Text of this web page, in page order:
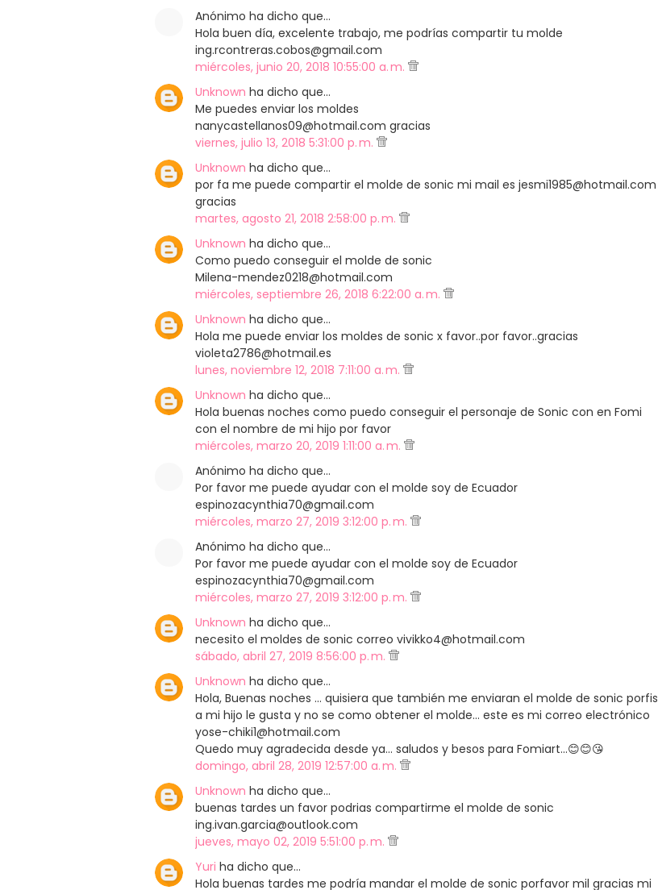
Anónimo ha dicho que…
Hola buen día, excelente trabajo, me podrías compartir tu molde
ing.rcontreras.cobos@gmail.com
miércoles, junio 20, 2018 10:55:00 a. m.
Unknown ha dicho que…
Me puedes enviar los moldes
nanycastellanos09@hotmail.com gracias
viernes, julio 13, 2018 5:31:00 p. m.
Unknown ha dicho que…
por fa me puede compartir el molde de sonic mi mail es jesmi1985@hotmail.com
gracias
martes, agosto 21, 2018 2:58:00 p. m.
Unknown ha dicho que…
Como puedo conseguir el molde de sonic
Milena-mendez0218@hotmail.com
miércoles, septiembre 26, 2018 6:22:00 a. m.
Unknown ha dicho que…
Hola me puede enviar los moldes de sonic x favor..por favor..gracias
violeta2786@hotmail.es
lunes, noviembre 12, 2018 7:11:00 a. m.
Unknown ha dicho que…
Hola buenas noches como puedo conseguir el personaje de Sonic con en Fomi
con el nombre de mi hijo por favor
miércoles, marzo 20, 2019 1:11:00 a. m.
Anónimo ha dicho que…
Por favor me puede ayudar con el molde soy de Ecuador
espinozacynthia70@gmail.com
miércoles, marzo 27, 2019 3:12:00 p. m.
Anónimo ha dicho que…
Por favor me puede ayudar con el molde soy de Ecuador
espinozacynthia70@gmail.com
miércoles, marzo 27, 2019 3:12:00 p. m.
Unknown ha dicho que…
necesito el moldes de sonic correo vivikko4@hotmail.com
sábado, abril 27, 2019 8:56:00 p. m.
Unknown ha dicho que…
Hola, Buenas noches ... quisiera que también me enviaran el molde de sonic porfis
a mi hijo le gusta y no se como obtener el molde... este es mi correo electrónico
yose-chiki1@hotmail.com
Quedo muy agradecida desde ya... saludos y besos para Fomiart...😊😊😘
domingo, abril 28, 2019 12:57:00 a. m.
Unknown ha dicho que…
buenas tardes un favor podrias compartirme el molde de sonic
ing.ivan.garcia@outlook.com
jueves, mayo 02, 2019 5:51:00 p. m.
Yuri ha dicho que…
Hola buenas tardes me podría mandar el molde de sonic porfavor mil gracias mi